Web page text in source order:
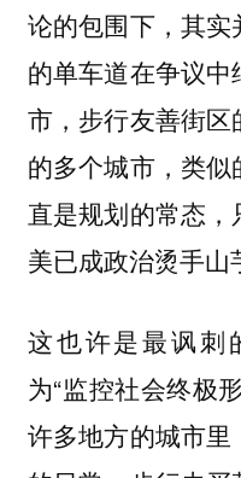
论的包围下，其
的单车道在争议
市，步行友善街
的多个城市，类
直是规划的常态
美已成政治烫手山
这也许是最讽刺
为“监控社会终极
许多地方的城市